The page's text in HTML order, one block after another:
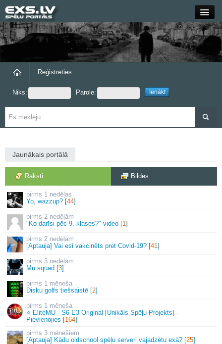
Close
Forums
Grupas
Reģistrēties
Niks: Parole:
Jaunākais portālā
Raksti Bildes
1 nedēļas
Yo, wazzup? [44]
2 nedēļām
"Ko darīsi pēc 9. klases?" video [1]
2 nedēļām
[Aptauja] Vai esi vakcinēts pret Covid-19? [41]
3 nedēļām
Mu squad [3]
1 mēneša
Disku golfs tiešsaistē [2]
1 mēneša
⭐ EliteMU - S6 E3 Original [Unikāls Spēļu Projekts] -
Pievienojies [164]
3 mēnešiem
[Aptauja] Kādu oldschool spēļu serveri vajadzētu exā? [25]